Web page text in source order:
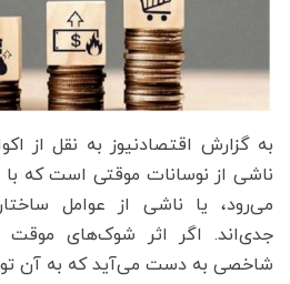
به گزارش اقتصادنیوز به نقل از
ناشی از نوسانات موقتی است که با
می‌رود، یا ناشی از عوامل
جدی‌‌اند. اگر اثر شوک‌های
شاخصی به دست می‌آید که به آن